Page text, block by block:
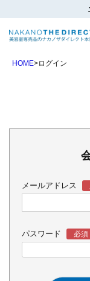
HOME ログイン
メールアドレス
パスワード